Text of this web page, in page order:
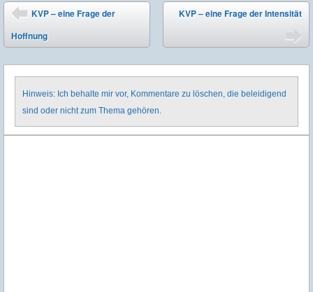
Post navigation
⬅
KVP – eine Frage der
Hoffnung
KVP – eine Frage der Intensität
Hinweis: Ich behalte mir vor, Kommentare zu löschen, die beleidigend
sind oder nicht zum Thema gehören.